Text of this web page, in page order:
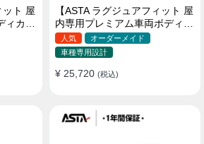
ット 屋
カバ
メイ
強風
【ASTA ラグジュアフィット 屋
内専用プレミアム車両ボディカ
バー】オーダーメイド 最高級
生地 柔かい 裏起毛車カバー
人気
オーダーメイド
車種専用設計
¥ 25,720 (税込)